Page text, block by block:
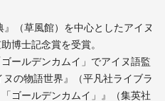
（草風館）を中心としたアイヌ
博士記念賞を受賞。
ールデンカムイ」でアイヌ語監
の物語世界』（平凡社ライブラ
ゴールデンカムイ」』（集英社